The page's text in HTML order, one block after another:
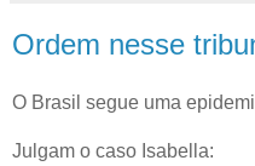
Ordem nesse
O Brasil segue uma
Julgam o caso Isabella: